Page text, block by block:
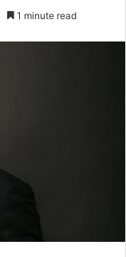
1 minute read